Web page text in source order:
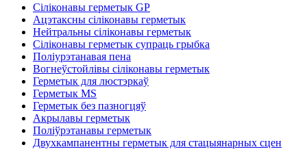
Сіліконавы герметык GP
Ацэтаксны сіліконавы герметык
Нейтральны сіліконавы герметык
Сіліконавы герметык супраць грыбка
Поліурэтанавая пена
Вогнеўстойлівы сіліконавы герметык
Герметык для люстэркаў
Герметык MS
Герметык без пазногцяў
Акрылавы герметык
Поліўрэтанавы герметык
Двухкампанентны герметык для стацыянарных сцен